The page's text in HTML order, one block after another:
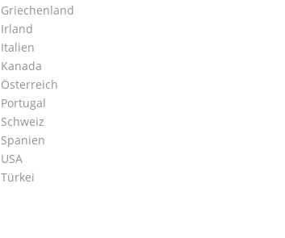
Griechenland
Irland
Italien
Kanada
Österreich
Portugal
Schweiz
Spanien
USA
Türkei